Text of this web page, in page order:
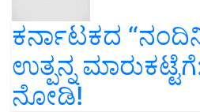
ಕರ್ನಾಟಕದ
ಉತ್ಪನ್ನ
ನೋಡಿ!